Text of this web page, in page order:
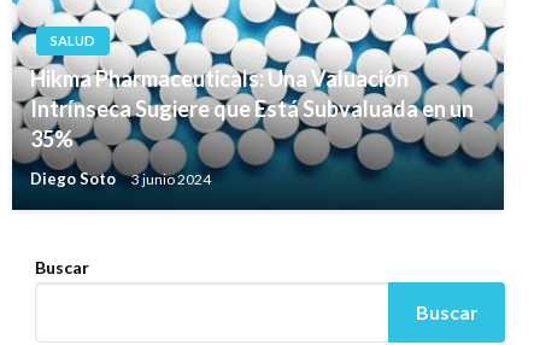
SALUD
Hikma Pharmaceuticals: Una Valuación
Intrínseca Sugiere que Está Subvaluada en un
35%
Diego Soto 3 junio 2024
Buscar
Buscar